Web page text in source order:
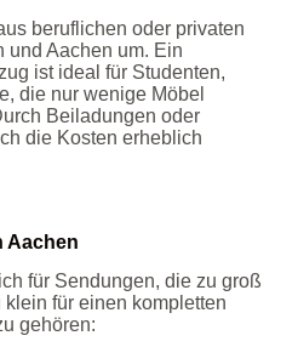
beruflichen oder privaten
und Aachen um. Ein
ist ideal für Studenten,
die nur wenige Möbel
Beiladungen oder
die Kosten erheblich
Aachen
für Sendungen, die zu groß
für einen kompletten
gehören: